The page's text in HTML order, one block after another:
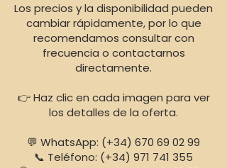
Los precios y la disponibilidad pueden
cambiar rápidamente, por lo que
recomendamos consultar con
frecuencia o contactarnos
directamente.
👉 Haz clic en cada imagen para ver
los detalles de la oferta.
💬 WhatsApp: (+34) 670 69 02 99
📞 Teléfono: (+34) 971 741 355